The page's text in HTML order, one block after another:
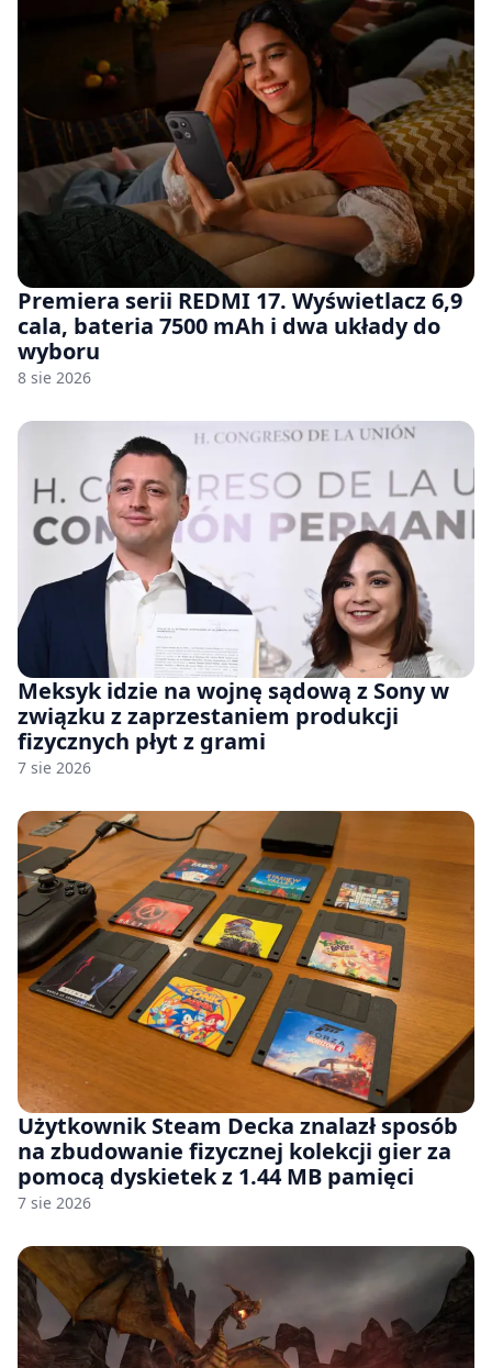
Premiera serii REDMI 17. Wyświetlacz 6,9
cala, bateria 7500 mAh i dwa układy do
wyboru
8 sie 2026
Meksyk idzie na wojnę sądową z Sony w
związku z zaprzestaniem produkcji
fizycznych płyt z grami
7 sie 2026
Użytkownik Steam Decka znalazł sposób
na zbudowanie fizycznej kolekcji gier za
pomocą dyskietek z 1.44 MB pamięci
7 sie 2026